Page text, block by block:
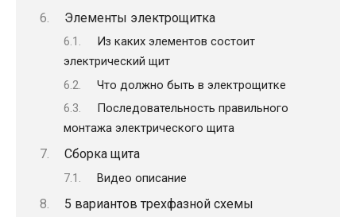
Элементы электрощитка
Из каких элементов состоит
электрический щит
Что должно быть в электрощитке
Последовательность правильного
монтажа электрического щита
Сборка щита
Видео описание
5 вариантов трехфазной схемы